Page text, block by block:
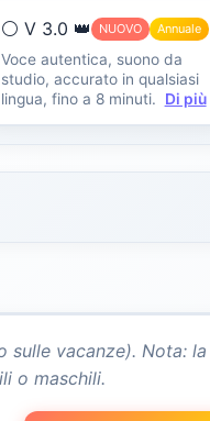
⚪ V 3.0 👑 NUOVO Annuale
Voce autentica, suono da
studio, accurato in qualsiasi
lingua, fino a 8 minuti.
Di più